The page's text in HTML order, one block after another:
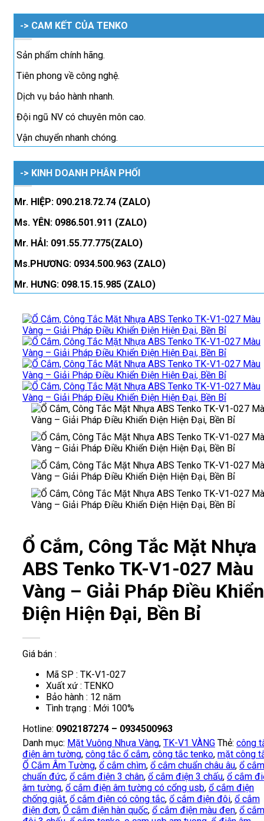
-> CAM KẾT CỦA TENKO
Sản phẩm chính hãng.
Tiên phong về công nghệ.
Dịch vụ bảo hành nhanh.
Đội ngũ NV có chuyên môn cao.
Vận chuyển nhanh chóng.
-> KINH DOANH PHÂN PHỐI
Mr. HIỆP: 090.218.72.74 (ZALO)
Ms. YÊN: 0986.501.911 (ZALO)
Mr. HẢI: 091.55.77.775(ZALO)
Ms.PHƯƠNG: 0934.500.963 (ZALO)
Mr. HƯNG: 098.15.15.985 (ZALO)
Ổ Cắm, Công Tắc Mặt Nhựa
ABS Tenko TK-V1-027 Màu
Vàng – Giải Pháp Điều Khiển
Điện Hiện Đại, Bền Bỉ
Giá bán :
Mã SP : TK-V1-027
Xuất xứ : TENKO
Bảo hành : 12 năm
Tình trạng : Mới 100%
Hotline: 0902187274 – 0934500963
Danh mục: Mặt Vuông Nhựa Vàng, TK-V1 VÀNG Thẻ: công
điện âm tường, công tắc ổ cắm, công tắc tenko, mặt công
Ổ Cắm Âm Tường, ổ cắm chìm, ổ cắm chuẩn châu âu, ổ cắm
chuẩn đức, ổ cắm điện 3 chân, ổ cắm điện 3 chấu, ổ cắm
âm tường, ổ cắm điện âm tường có cổng usb, ổ cắm điện
chống giật, ổ cắm điện có công tắc, ổ cắm điện đôi, ổ cắm
điện đơn, Ổ cắm điện hàn quốc, ổ cắm điện màu đen, ổ cắm